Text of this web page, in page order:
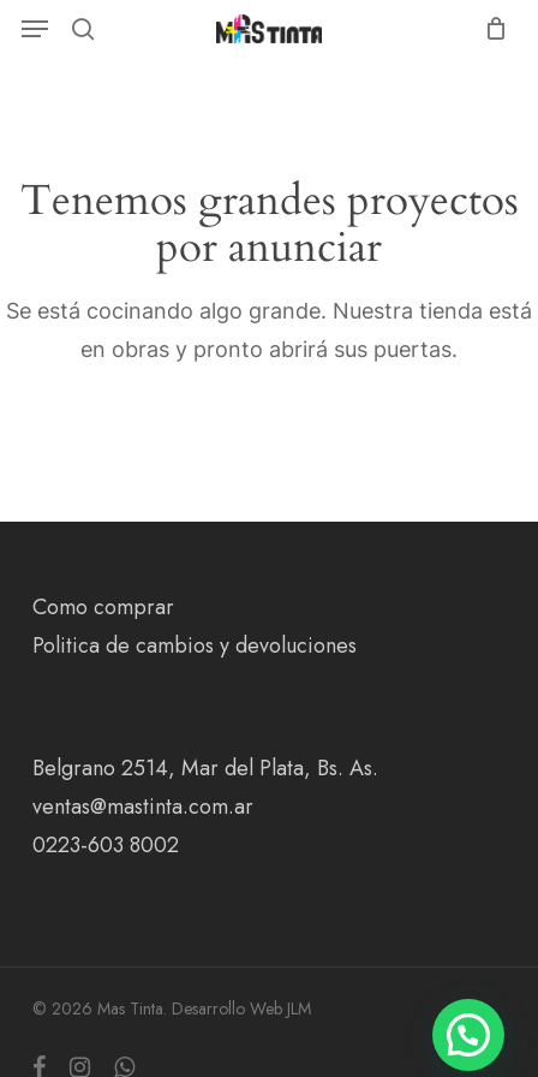
SkipMenu
Tenemos grandes proyectos
por anunciar
Se está cocinando algo grande. Nuestra tienda está
en obras y pronto abrirá sus puertas.
Como comprar
Politica de cambios y devoluciones
Belgrano 2514, Mar del Plata, Bs. As.
ventas@mastinta.com.ar
0223-603 8002
© 2026 Mas Tinta. Desarrollo Web JLM
facebookinstagramwhatsapp
Menu